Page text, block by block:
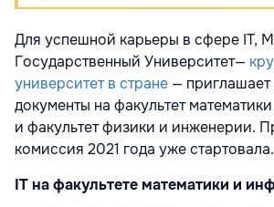
Для успешной карьеры в сфере IT,
Государственный Университет—
университет в стране — приглашает
документы на факультет
и факультет физики и инженерии.
комиссия 2021 года уже стартовала.
IT на факультете математики и